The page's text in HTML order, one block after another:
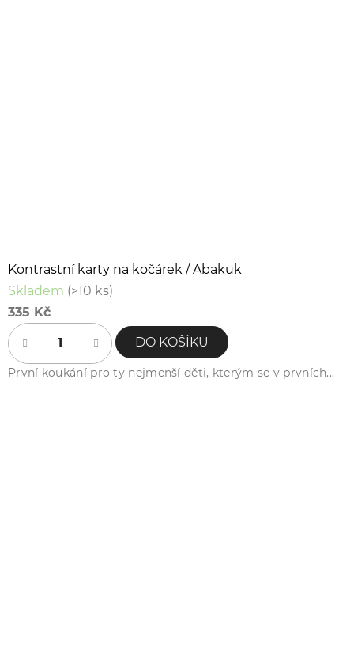
Kontrastní karty na kočárek / Abakuk
Skladem (>10 ks)
335 Kč
DO KOŠÍKU
První koukání pro ty nejmenší děti, kterým se v prvních...